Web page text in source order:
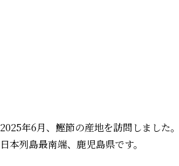
2025年6月、鰹節の産地を訪問しました。
日本列島最南端、鹿児島県です。